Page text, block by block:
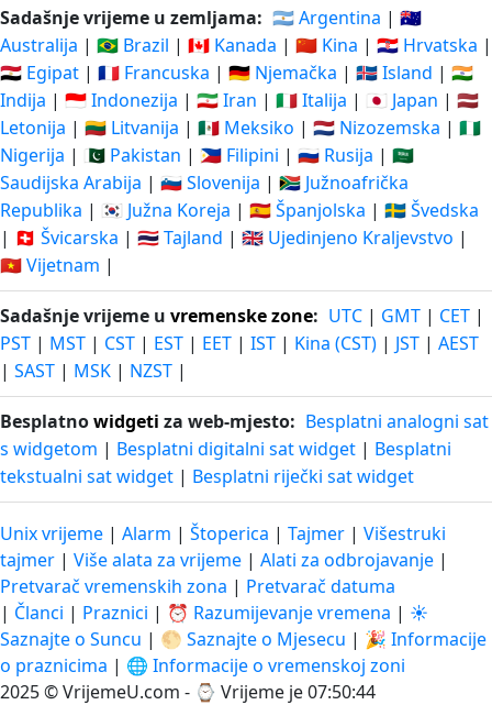
Sadašnje vrijeme u zemljama: 🇦🇷 Argentina | 🇦🇺
Australija | 🇧🇷 Brazil | 🇨🇦 Kanada | 🇨🇳 Kina | 🇭🇷 Hrvatska |
🇪🇬 Egipat | 🇫🇷 Francuska | 🇩🇪 Njemačka | 🇮🇸 Island | 🇮🇳
Indija | 🇮🇩 Indonezija | 🇮🇷 Iran | 🇮🇹 Italija | 🇯🇵 Japan | 🇱🇻
Letonija | 🇱🇹 Litvanija | 🇲🇽 Meksiko | 🇳🇱 Nizozemska | 🇳🇬
Nigerija | 🇵🇰 Pakistan | 🇵🇭 Filipini | 🇷🇺 Rusija | 🇸🇦
Saudijska Arabija | 🇸🇮 Slovenija | 🇿🇦 Južnoafrička
Republika | 🇰🇷 Južna Koreja | 🇪🇸 Španjolska | 🇸🇪 Švedska
| 🇨🇭 Švicarska | 🇹🇭 Tajland | 🇬🇧 Ujedinjeno Kraljevstvo |
🇻🇳 Vijetnam |
Sadašnje vrijeme u vremenske zone: UTC | GMT | CET |
PST | MST | CST | EST | EET | IST | Kina (CST) | JST | AEST
| SAST | MSK | NZST |
Besplatnowidgeti za web-mjesto: Besplatni analogni sat
s widgetom | Besplatni digitalni sat widget | Besplatni
tekstualni sat widget | Besplatni riječki sat widget
Unix vrijeme | Alarm | Štoperica | Tajmer | Višestruki
tajmer | Više alata za vrijeme | Alati za odbrojavanje |
Pretvarač vremenskih zona | Pretvarač datuma
| Članci | Praznici | ⏰ Razumijevanje vremena | ☀️
Saznajte o Suncu | 🌕 Saznajte o Mjesecu | 🎉 Informacije
o praznicima | 🌐 Informacije o vremenskoj zoni
2025 © VrijemeU.com - ⌚ Vrijeme je 07:50:45